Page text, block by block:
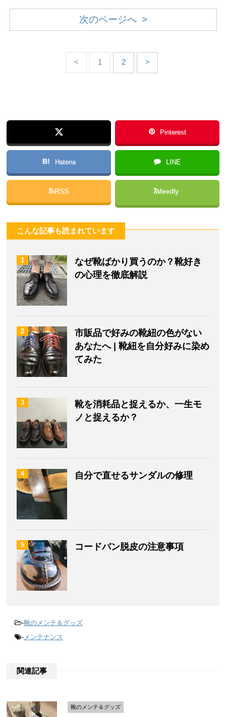
次のページへ >
< 1 2 >
Pinterest
B! Hatena LINE
RSS feedly
こんな記事も読まれています
1
なぜ靴ばかり買うのか？靴好き
の心理を徹底解説
2
市販品で好みの靴紐の色がない
あなたへ | 靴紐を自分好みに染め
てみた
3
靴を消耗品と捉えるか、一生モ
ノと捉えるか？
4 自分で直せるサンダルの修理
5 コードバン脱皮の注意事項
-靴のメンテ＆グッズ
- メンテナンス
関連記事
靴のメンテ＆グッズ